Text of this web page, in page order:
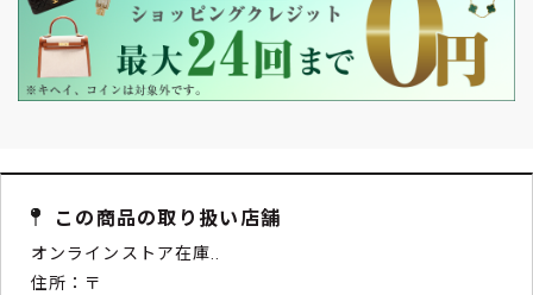
この商品の取り扱い店舗
オンラインストア在庫..
住所：〒